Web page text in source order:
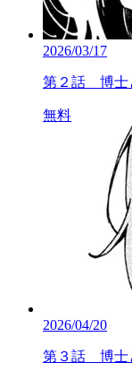
2026/03/17
第２話 博士
無料
2026/04/20
第３話 博士